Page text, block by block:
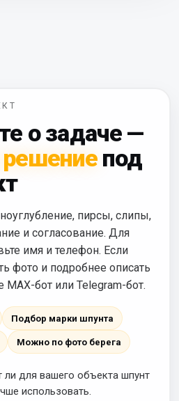
о задаче —
под
пирсы, слипы,
и согласование. Для
имя и телефон. Если
фото и подробнее описать
MAX-бот или Telegram-бот.
Подбор марки шпунта
Можно по фото берега
для вашего объекта шпунт
использовать.